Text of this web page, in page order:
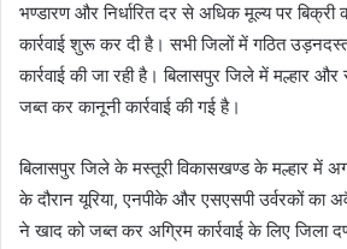
भण्डारण और निर्धारित दर से अधिक मूल्य पर
कार्रवाई शुरू कर दी है। सभी जिलों में गठित उड़नदस्ता
कार्रवाई की जा रही है। बिलासपुर जिले में मल्हार और
जब्त कर कानूनी कार्रवाई की गई है।
बिलासपुर जिले के मस्तूरी विकासखण्ड के मल्हार में
के दौरान यूरिया, एनपीके और एसएसपी उर्वरकों का
ने खाद को जब्त कर अग्रिम कार्रवाई के लिए जिला